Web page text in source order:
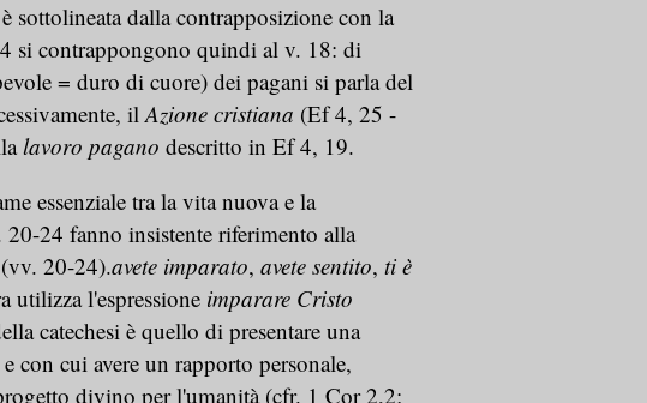
sottolineata dalla contrapposizione con la
si contrappongono quindi al v. 18: di
= duro di cuore) dei pagani si parla del
ilAzione cristiana (Ef 4, 25 -
lavoro pagano descritto in Ef 4, 19.
essenziale tra la vita nuova e la
24 fanno insistente riferimento alla
20-24).avete imparato, avete sentito, ti è
utilizza l'espressione imparare Cristo
catechesi è quello di presentare una
con cui avere un rapporto personale,
divino per l'umanità (cfr. 1 Cor 2,2;